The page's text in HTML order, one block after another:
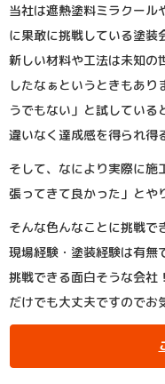
当社は遮熱塗料ミラクール
に果敢に挑戦している塗装
新しい材料や工法は未知の
したなぁというときもあ
うでもない」と試している
違いなく達成感を得られ得
そして、なにより実際に施
張ってきて良かった」とや
そんな色んなことに挑戦で
現場経験・塗装経験は有無
挑戦できる面白そうな会社
だけでも大丈夫ですのでお